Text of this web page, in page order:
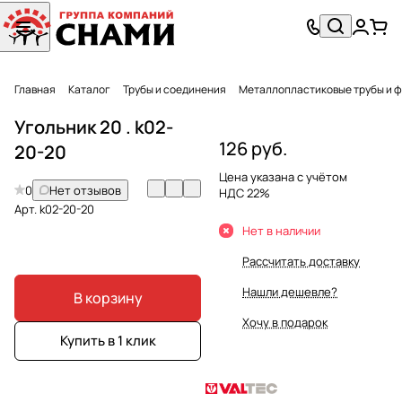
Главная Каталог Трубы и соединения Металлопластиковые трубы и
Угольник 20 . k02-
20-20
0
Нет отзывов
Арт.k02-20-20
В корзину
Купить в 1 клик
126 руб.
Цена указана с учётом
НДС 22%
Нет в наличии
Рассчитать доставку
Нашли дешевле?
Хочу в подарок